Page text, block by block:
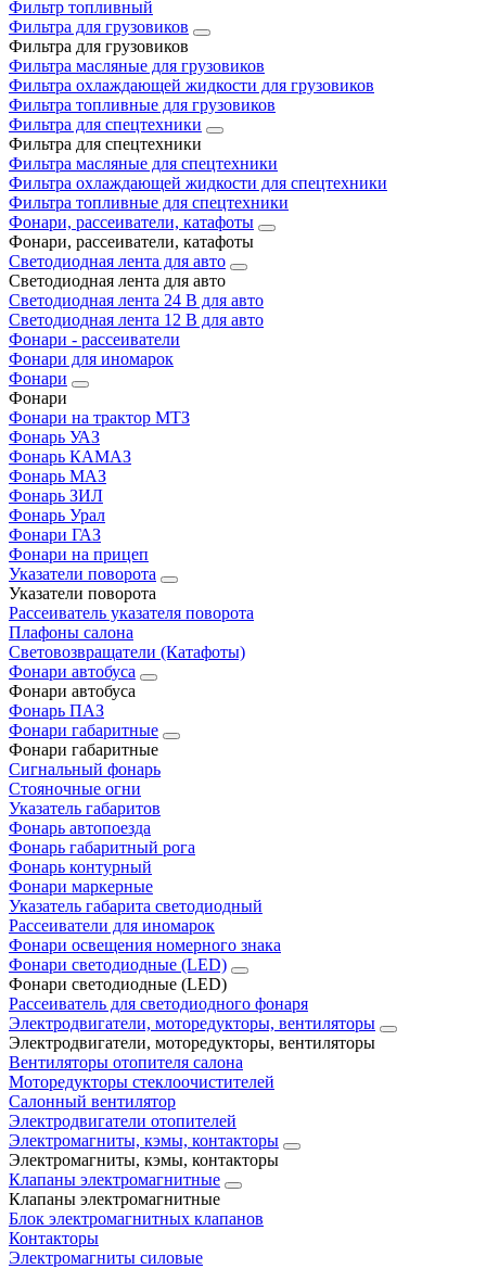
Фильтр топливный
Фильтра для грузовиков
Фильтра для грузовиков
Фильтра масляные для грузовиков
Фильтра охлаждающей жидкости для грузовиков
Фильтра топливные для грузовиков
Фильтра для спецтехники
Фильтра для спецтехники
Фильтра масляные для спецтехники
Фильтра охлаждающей жидкости для спецтехники
Фильтра топливные для спецтехники
Фонари, рассеиватели, катафоты
Фонари, рассеиватели, катафоты
Светодиодная лента для авто
Светодиодная лента для авто
Светодиодная лента 24 В для авто
Светодиодная лента 12 В для авто
Фонари - рассеиватели
Фонари для иномарок
Фонари
Фонари
Фонари на трактор МТЗ
Фонарь УАЗ
Фонарь КАМАЗ
Фонарь МАЗ
Фонарь ЗИЛ
Фонарь Урал
Фонари ГАЗ
Фонари на прицеп
Указатели поворота
Указатели поворота
Рассеиватель указателя поворота
Плафоны салона
Световозвращатели (Катафоты)
Фонари автобуса
Фонари автобуса
Фонарь ПАЗ
Фонари габаритные
Фонари габаритные
Сигнальный фонарь
Стояночные огни
Указатель габаритов
Фонарь автопоезда
Фонарь габаритный рога
Фонарь контурный
Фонари маркерные
Указатель габарита светодиодный
Рассеиватели для иномарок
Фонари освещения номерного знака
Фонари светодиодные (LED)
Фонари светодиодные (LED)
Рассеиватель для светодиодного фонаря
Электродвигатели, моторедукторы, вентиляторы
Электродвигатели, моторедукторы, вентиляторы
Вентиляторы отопителя салона
Моторедукторы стеклоочистителей
Салонный вентилятор
Электродвигатели отопителей
Электромагниты, кэмы, контакторы
Электромагниты, кэмы, контакторы
Клапаны электромагнитные
Клапаны электромагнитные
Блок электромагнитных клапанов
Контакторы
Электромагниты силовые